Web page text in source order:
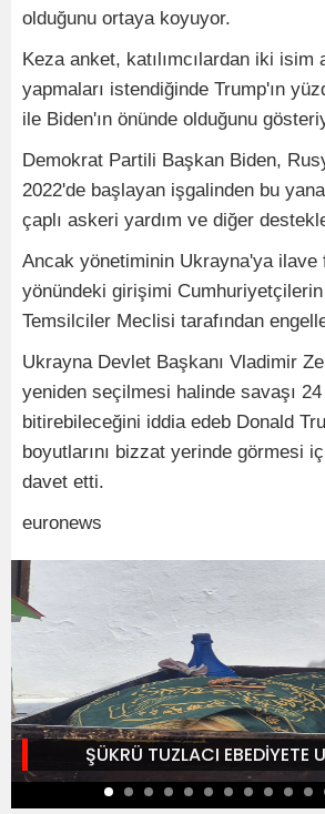
olduğunu ortaya koyuyor.
Keza anket, katılımcılardan iki isim
yapmaları istendiğinde Trump'ın
ile Biden'ın önünde olduğunu
Demokrat Partili Başkan Biden,
2022'de başlayan işgalinden bu
çaplı askeri yardım ve diğer
Ancak yönetiminin Ukrayna'ya ilave
yönündeki girişimi
Temsilciler Meclisi tarafından
Ukrayna Devlet Başkanı Vladimir
yeniden seçilmesi halinde savaşı
bitirebileceğini iddia edeb Donald
boyutlarını bizzat yerinde görmesi
davet etti.
euronews
ŞÜKRÜ TUZLACI EBEDİYETE